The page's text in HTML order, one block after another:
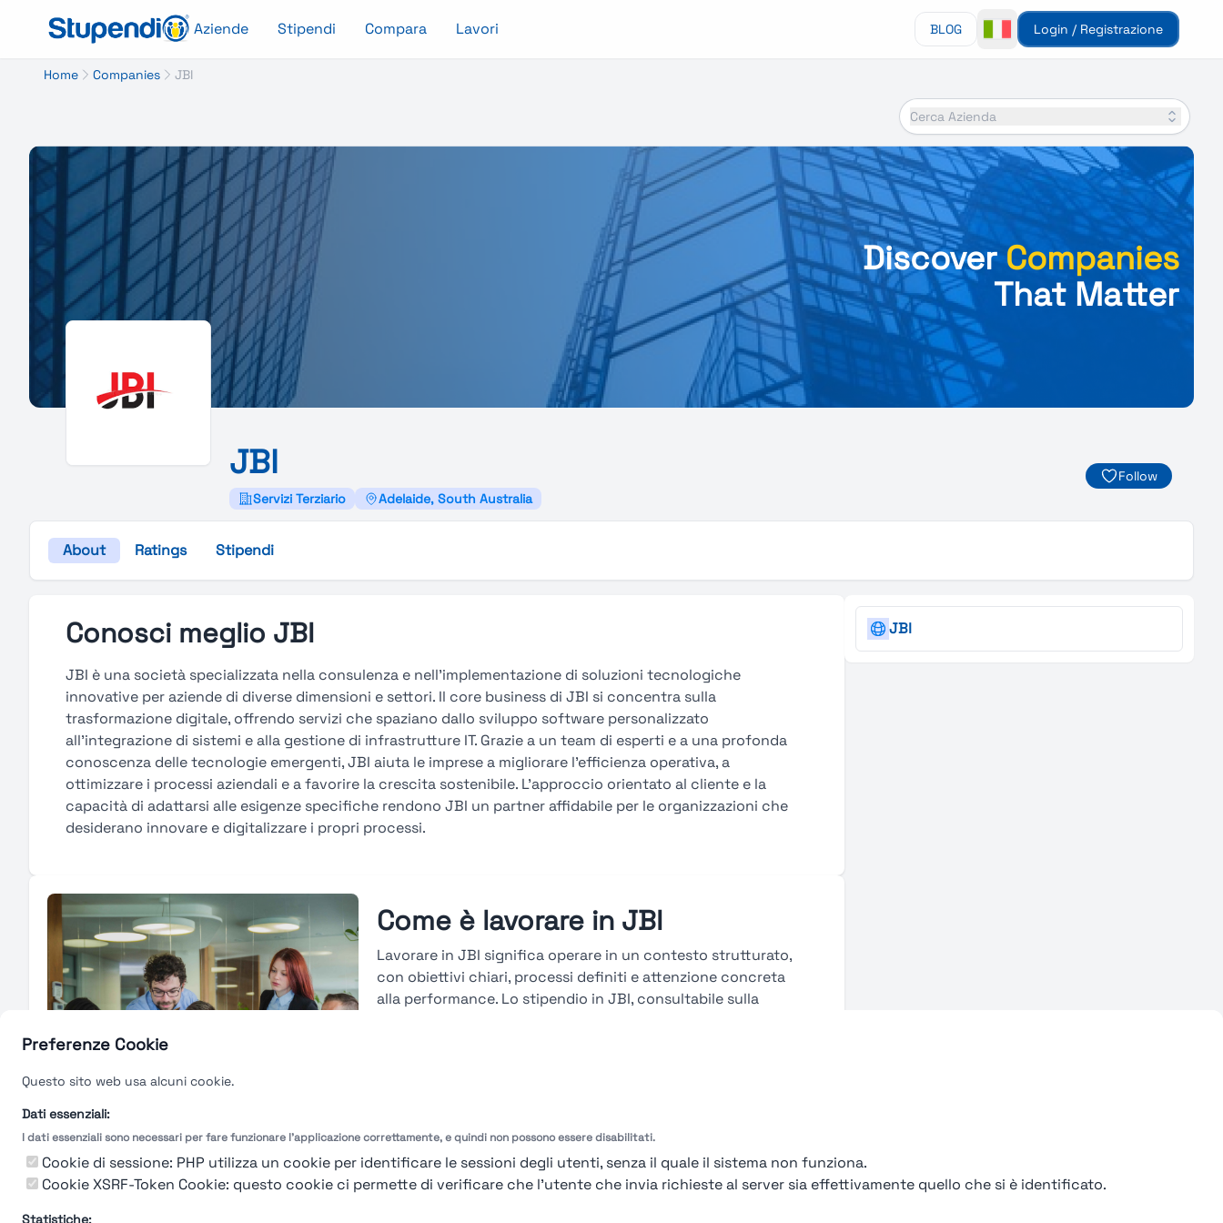
Preferenze Cookie
Questo sito web usa alcuni cookie.
Dati essenziali:
I dati essenziali sono necessari per fare funzionare l'applicazione correttamente, e quindi non possono essere disabilitati.
Cookie di sessione: PHP utilizza un cookie per identificare le sessioni degli utenti, senza il quale il sistema non funziona.
Cookie XSRF-Token Cookie: questo cookie ci permette di verificare che l'utente che invia richieste al server sia effettivamente quello che si è identificato.
Statistiche:
Aziende Stipendi Compara Lavori BLOG Login / Registrazione
Home Companies JBI
Cerca Azienda
DiscoverCompanies
That Matter
JBI
Servizi Terziario Adelaide, South Australia
Follow
About Ratings Stipendi
Conosci meglio JBI
JBI è una società specializzata nella consulenza e nell’implementazione di soluzioni tecnologiche
innovative per aziende di diverse dimensioni e settori. Il core business di JBI si concentra sulla
trasformazione digitale, offrendo servizi che spaziano dallo sviluppo software personalizzato
all’integrazione di sistemi e alla gestione di infrastrutture IT. Grazie a un team di esperti e a una profonda
conoscenza delle tecnologie emergenti, JBI aiuta le imprese a migliorare l’efficienza operativa, a
ottimizzare i processi aziendali e a favorire la crescita sostenibile. L’approccio orientato al cliente e la
capacità di adattarsi alle esigenze specifiche rendono JBI un partner affidabile per le organizzazioni che
desiderano innovare e digitalizzare i propri processi.
Come è lavorare in JBI
Lavorare in JBI significa operare in un contesto strutturato,
con obiettivi chiari, processi definiti e attenzione concreta
alla performance. Lo stipendio in JBI, consultabile sulla
Guarda le valutazioni →
JBI